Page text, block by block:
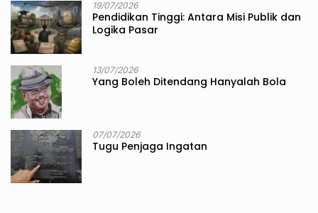
19/07/2026
Pendidikan Tinggi: Antara Misi Publik dan
Logika Pasar
13/07/2026
Yang Boleh Ditendang Hanyalah Bola
07/07/2026
Tugu Penjaga Ingatan